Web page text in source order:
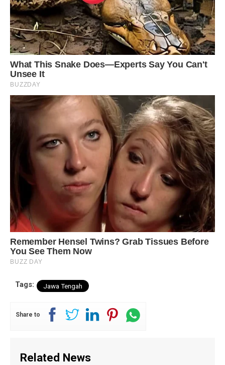
Tags: Jawa Tengah
Share to
Related News